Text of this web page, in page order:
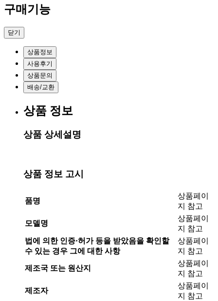
구매기능
닫기
상품정보
사용후기
상품문의
배송/교환
상품 정보
상품 상세설명
상품 정보 고시
품명
상품페이
지 참고
모델명
상품페이
지 참고
법에 의한 인증·허가 등을 받았음을 확인할
수 있는 경우 그에 대한 사항
상품페이
지 참고
제조국 또는 원산지
상품페이
지 참고
제조자
상품페이
지 참고